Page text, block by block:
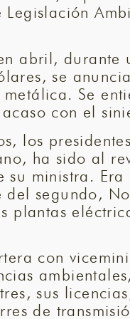
Legislación
abril,
se
Se
con el
los
ha sido al
su ministra.
del segundo,
plantas
con
sus
de